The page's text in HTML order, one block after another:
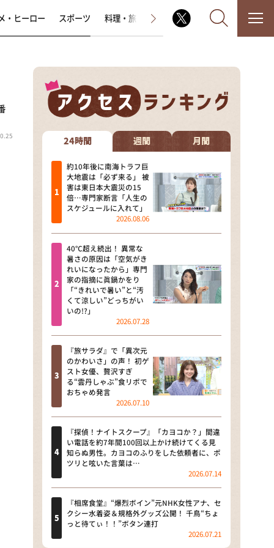
なるみ・岡村の過ぎるTV
相席食堂
これ余談なんですけど・・・
～人生密着トークバラエティ！
～ やすとものいたって真剣です
探偵！ナイトスクープ
news おかえり
河合＆A.B.C-Z塚田×福井アナ
「なんでやねん！？」（news お
かえり）
DAIGOも台所 ～きょうの献立 何
にする？～
本日はダイアンなり！シーズン２
朝だ！生です旅サラダ
教えて！ニュースライブ 正義の
ミカタ
ＬＩＦＥ～夢のカタチ～
新婚さんいらっしゃい！
ポツンと一軒家
ザキ山小屋本館
・ヒーロー スポーツ 料理・旅 ラジオ番組 その他
24時間 週間 月間
約10年後に南海トラフ巨
大地震は「必ず来る」 被
害は東日本大震災の15
倍…専門家断言「人生の
スケジュールに入れて」
2026.08.06
40℃超え続出！ 異常な
暑さの原因は「空気がき
れいになったから」専門
家の指摘に眞鍋かをり
「“きれいで暑い”と“汚
くて涼しい”どっちがい
いの!?」
2026.07.28
『旅サラダ』で「異次元
のかわいさ」の声！ 初ゲ
スト女優、贅沢すぎ
る“雲丹しゃぶ”食リポで
おちゃめ発言
2026.07.10
『探偵！ナイトスクープ』「カヨコか？」間違
い電話を約7年間100回以上かけ続けてくる見
知らぬ男性。カヨコのふりをした依頼者に、ポ
ツリと呟いた言葉は…
2026.07.14
『相席食堂』“爆烈ボイン”元NHK女性アナ、セ
クシー水着姿＆規格外グッズ公開！ 千鳥“ちょ
っと待てぃ！！”ボタン連打
2026.07.21